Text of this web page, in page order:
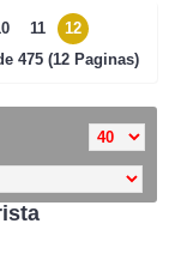
11
12
475 (12 Paginas)